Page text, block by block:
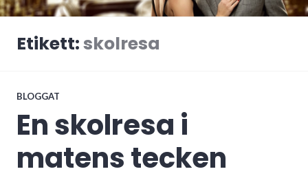
Etikett:skolresa
BLOGGAT
En skolresa i
matens tecken